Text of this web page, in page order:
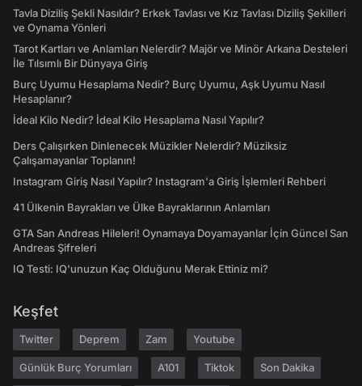
Tavla Diziliş Şekli Nasıldır? Erkek Tavlası ve Kız Tavlası Diziliş Şekilleri
ve Oynama Yönleri
Tarot Kartları ve Anlamları Nelerdir? Majör ve Minör Arkana Desteleri
İle Tılsımlı Bir Dünyaya Giriş
Burç Uyumu Hesaplama Nedir? Burç Uyumu, Aşk Uyumu Nasıl
Hesaplanır?
İdeal Kilo Nedir? İdeal Kilo Hesaplama Nasıl Yapılır?
Ders Çalışırken Dinlenecek Müzikler Nelerdir? Müziksiz
Çalışamayanlar Toplanın!
Instagram Giriş Nasıl Yapılır? Instagram'a Giriş İşlemleri Rehberi
41 Ülkenin Bayrakları ve Ülke Bayraklarının Anlamları
GTA San Andreas Hileleri! Oynamaya Doyamayanlar İçin Güncel San
Andreas Şifreleri
IQ Testi: IQ'unuzun Kaç Olduğunu Merak Ettiniz mi?
Keşfet
Twitter Deprem Zam Youtube
Günlük Burç Yorumları A101 Tiktok Son Dakika